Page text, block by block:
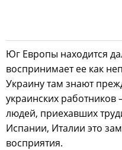
Юг Европы находится
воспринимает ее как
Украину там знают
украинских работников
людей, приехавших
Испании, Италии это
восприятия.